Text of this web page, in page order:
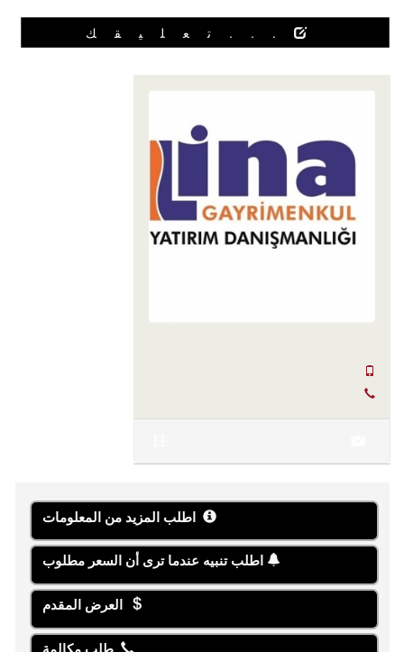
...تعليقك
اطلب المزيد من المعلومات
اطلب تنبيه عندما ترى أن السعر مطلوب
العرض المقدم